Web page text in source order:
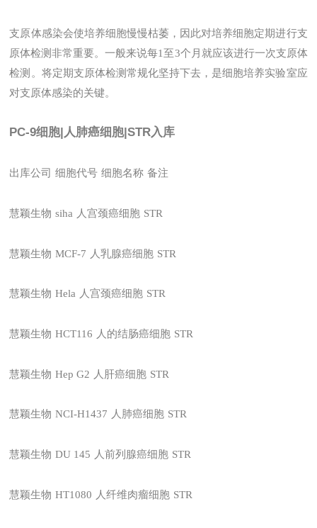
支原体感染会使培养细胞慢慢枯萎，因此对培养细胞定期进行支
原体检测非常重要。一般来说每1至3个月就应该进行一次支原体
检测。将定期支原体检测常规化坚持下去，是细胞培养实验室应
对支原体感染的关键。
PC-9细胞|人肺癌细胞|STR入库
出库公司 细胞代号 细胞名称 备注
慧颖生物 siha 人宫颈癌细胞 STR
慧颖生物 MCF-7 人乳腺癌细胞 STR
慧颖生物 Hela 人宫颈癌细胞 STR
慧颖生物 HCT116 人的结肠癌细胞 STR
慧颖生物 Hep G2 人肝癌细胞 STR
慧颖生物 NCI-H1437 人肺癌细胞 STR
慧颖生物 DU 145 人前列腺癌细胞 STR
慧颖生物 HT1080 人纤维肉瘤细胞 STR